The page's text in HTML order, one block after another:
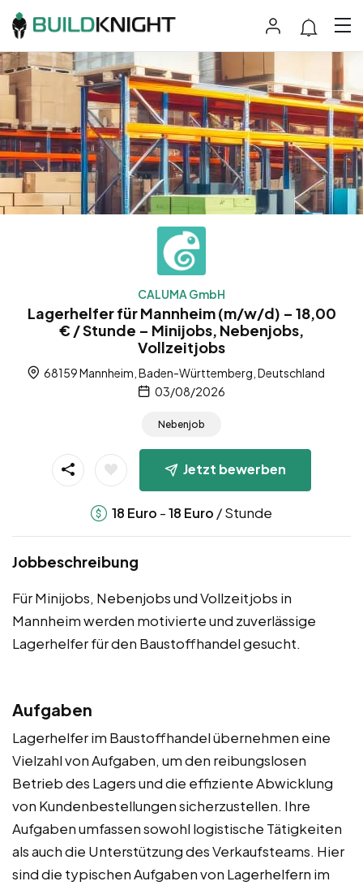
CALUMA GmbH
Lagerhelfer für Mannheim (m/w/d) – 18,00
€ / Stunde – Minijobs, Nebenjobs,
Vollzeitjobs
68159 Mannheim, Baden-Württemberg, Deutschland
03/08/2026
Nebenjob
Jetzt bewerben
18 Euro -18 Euro / Stunde
Jobbeschreibung
Für Minijobs, Nebenjobs und Vollzeitjobs in
Mannheim werden motivierte und zuverlässige
Lagerhelfer für den Baustoffhandel gesucht.
Aufgaben
Lagerhelfer im Baustoffhandel übernehmen eine
Vielzahl von Aufgaben, um den reibungslosen
Betrieb des Lagers und die effiziente Abwicklung
von Kundenbestellungen sicherzustellen. Ihre
Aufgaben umfassen sowohl logistische Tätigkeiten
als auch die Unterstützung des Verkaufsteams. Hier
sind die typischen Aufgaben von Lagerhelfern im